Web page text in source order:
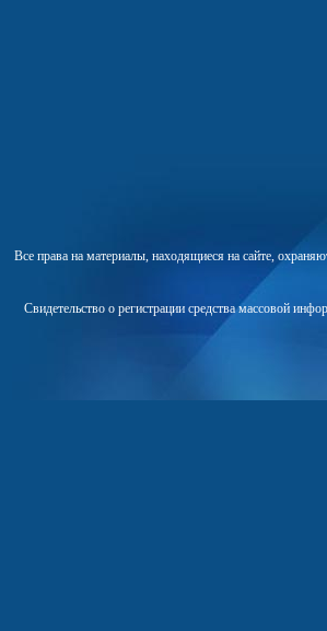
Все права на материалы, находящиеся на сайте,
Свидетельство о регистрации средства массовой